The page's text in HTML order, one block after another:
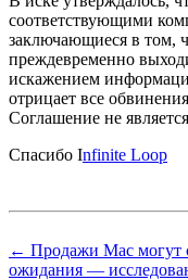
соответствующими
заключающиеся в том,
преждевременно
искажением
отрицает все
Соглашение не
Спасибо Infinite Loop
← Продажи Mac могут
ожидания —